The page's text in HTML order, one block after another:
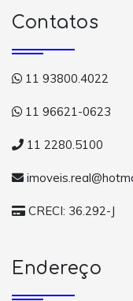
Contatos
11 93800.4022
11 96621-0623
11 2280.5100
CRECI: 36.292-J
Endereço